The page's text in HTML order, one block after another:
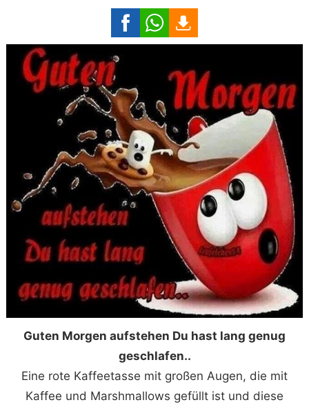
Guten Morgen aufstehen Du hast lang genug
geschlafen..
Eine rote Kaffeetasse mit großen Augen, die mit
Kaffee und Marshmallows gefüllt ist und diese